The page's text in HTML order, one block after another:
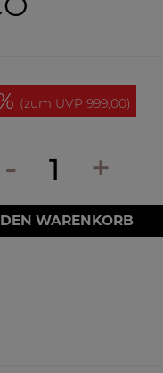
(zum UVP 999,00)
- Amount +
WARENKORB